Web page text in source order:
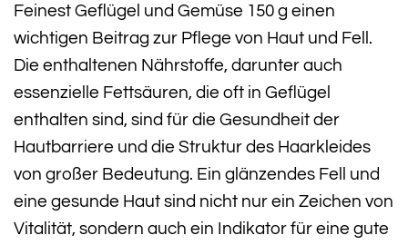
Feinest Geflügel und Gemüse 150 g einen
wichtigen Beitrag zur Pflege von Haut und Fell.
Die enthaltenen Nährstoffe, darunter auch
essenzielle Fettsäuren, die oft in Geflügel
enthalten sind, sind für die Gesundheit der
Hautbarriere und die Struktur des Haarkleides
von großer Bedeutung. Ein glänzendes Fell und
eine gesunde Haut sind nicht nur ein Zeichen von
Vitalität, sondern auch ein Indikator für eine gute